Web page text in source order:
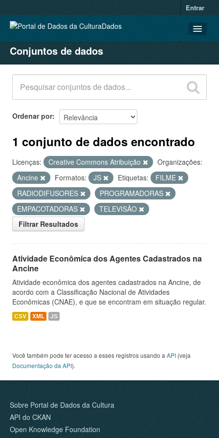
Entrar
CONJUNTOS DE DADOS
ORGANIZAÇÕES
GRUPOS
SOBRE
Conjuntos de dados
Ordenar por
1 conjunto de dados encontrado
Licenças: Creative Commons Atribuição
Organizações:
Ancine
Formatos: JS Etiquetas:
FILME
RADIODIFUSORES
PROGRAMADORAS
EMPACOTADORAS
TELEVISÃO
Filtrar Resultados
Atividade Econômica dos Agentes Cadastrados na
Ancine
Atividade econômica dos agentes cadastrados na Ancine, de
acordo com a Classificação Nacional de Atividades
Econômicas (CNAE), e que se encontram em situação regular.
CSV XML JS
Você também pode ter acesso a esses registros usando a API (veja
Documentação da API).
Sobre Portal de Dados da Cultura
API do CKAN
Open Knowledge Foundation